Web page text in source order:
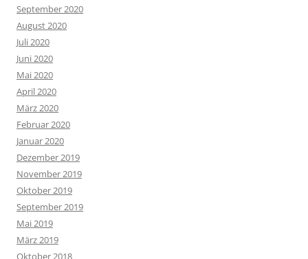
September 2020
August 2020
Juli 2020
Juni 2020
Mai 2020
April 2020
März 2020
Februar 2020
Januar 2020
Dezember 2019
November 2019
Oktober 2019
September 2019
Mai 2019
März 2019
Oktober 2018